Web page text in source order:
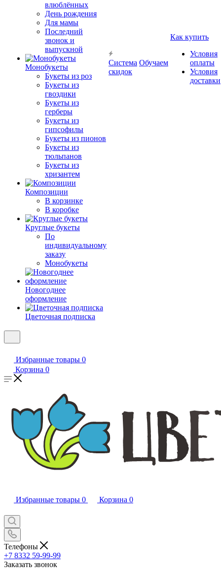
влюблённых
День рождения
Для мамы
Последний
звонок и
выпускной
Монобукеты
Букеты из роз
Букеты из
гвоздики
Букеты из
герберы
Букеты из
гипсофилы
Букеты из пионов
Букеты из
тюльпанов
Букеты из
хризантем
Композиции
В корзинке
В коробке
Круглые букеты
По
индивидуальному
заказу
Монобукеты
Новогоднее
оформление
Цветочная подписка
Система
скидок
Обучаем
Как купить
Условия
оплаты
Условия
доставки
Избранные товары 0
Корзина 0
Избранные товары 0 Корзина 0
Телефоны
+7 8332 59-99-99
Заказать звонок